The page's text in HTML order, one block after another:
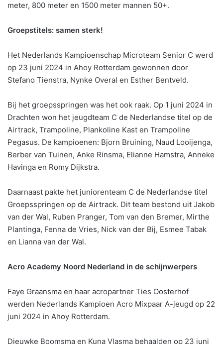
meter, 800 meter en 1500 meter mannen 50+.
Groepstitels: samen sterk!
Het Nederlands Kampioenschap Microteam Senior C werd
op 23 juni 2024 in Ahoy Rotterdam gewonnen door
Stefano Tienstra, Nynke Overal en Esther Bentveld.
Bij het groepsspringen was het ook raak. Op 1 juni 2024 in
Drachten won het jeugdteam C de Nederlandse titel op de
Airtrack, Trampoline, Plankoline Kast en Trampoline
Pegasus. De kampioenen: Bjorn Bruining, Naud Looijenga,
Berber van Tuinen, Anke Rinsma, Elianne Hamstra, Anneke
Havinga en Romy Dijkstra.
Daarnaast pakte het juniorenteam C de Nederlandse titel
Groepsspringen op de Airtrack. Dit team bestond uit Jakob
van der Wal, Ruben Pranger, Tom van den Bremer, Mirthe
Plantinga, Fenna de Vries, Nick van der Bij, Esmee Tabak
en Lianna van der Wal.
Acro Academy Noord Nederland in de schijnwerpers
Faye Graansma en haar acropartner Ties Oosterhof
werden Nederlands Kampioen Acro Mixpaar A-jeugd op 22
juni 2024 in Ahoy Rotterdam.
Dieuwke Boomsma en Kuna Vlasma behaalden op 23 juni